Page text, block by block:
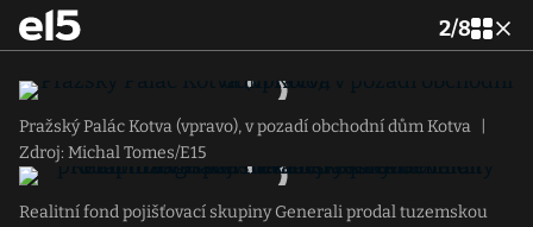
2/8
Pražský Palác Kotva (vpravo), v pozadí obchodní dům Kotva
Zdroj: Michal Tomes/E15
Realitní fond pojišťovací skupiny Generali prodal tuzemskou